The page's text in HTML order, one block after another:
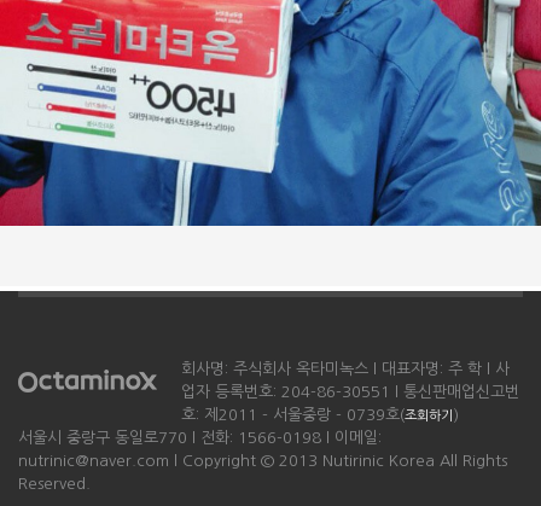
회사명: 주식회사 옥타미녹스 l 대표자명: 주 학 l 사
업자 등록번호: 204-86-30551 l 통신판매업신고번
호: 제2011 - 서울중랑 - 0739호(조회하기 )
서울시 중랑구 동일로770 l 전화: 1566-0198 l 이메일:
nutrinic@naver.com l Copyright © 2013 Nutirinic Korea All Rights
Reserved.